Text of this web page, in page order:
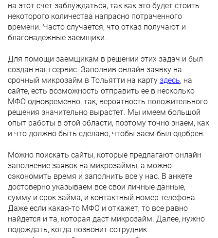
на этот счет заблуждаться, так как это будет стоить
некоторого количества напрасно потраченного
времени. Часто случается, что отказ получают и
благонадежные заемщики.
Для помощи заемщикам в решении этих задач и был
создан наш сервис. Заполнив онлайн заявку на
срочный микрозайм в Тольятти на карту здесь, на
сайте, есть возможность отправить ее в несколько
МФО одновременно, так, вероятность положительного
решения значительно вырастет. Мы имеем большой
опыт работы в этой области, поэтому точно знаем, как
и что должно быть сделано, чтобы заем был одобрен.
Можно поискать сайты, которые предлагают онлайн
заполнение заявок на микрозаймы, а можно
сэкономить время и заполнить все у нас. В анкете
достоверно указываем все свои личные данные,
сумму и срок займа, и контактный номер телефона.
Даже если какая-то МФО и откажет, то все равно
найдется и та, которая даст микрозайм. Далее, нужно
подождать, когда позвонит сотрудник